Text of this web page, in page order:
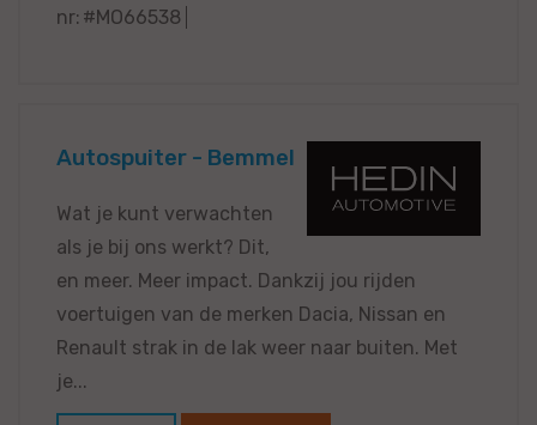
nr: #MO66538
Autospuiter - Bemmel
Wat je kunt verwachten
als je bij ons werkt? Dit,
en meer. Meer impact. Dankzij jou rijden
voertuigen van de merken Dacia, Nissan en
Renault strak in de lak weer naar buiten. Met
je...